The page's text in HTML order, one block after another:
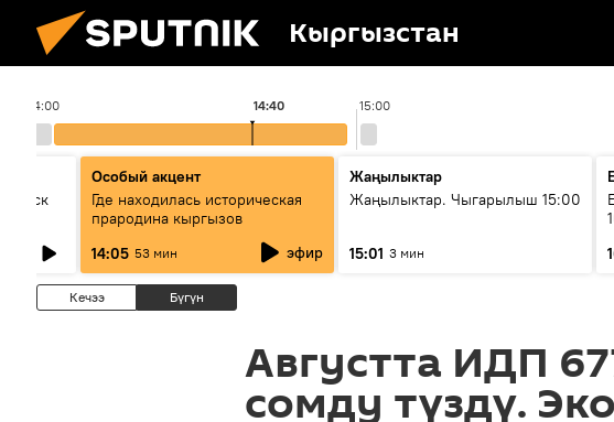
Кыргызстан
14:00 15:00
14:40
Особый акцент
Где находилась историческая
прародина кыргызов
14:05 53 мин эфир
Жаңылыктар
Жаңылыктар. Чыгарылыш 15:00
15:01 3 мин
Кечээ Бүгүн
Августта ИДП
сомду түздү.